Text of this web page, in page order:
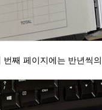
번째 페이지에는 반년씩